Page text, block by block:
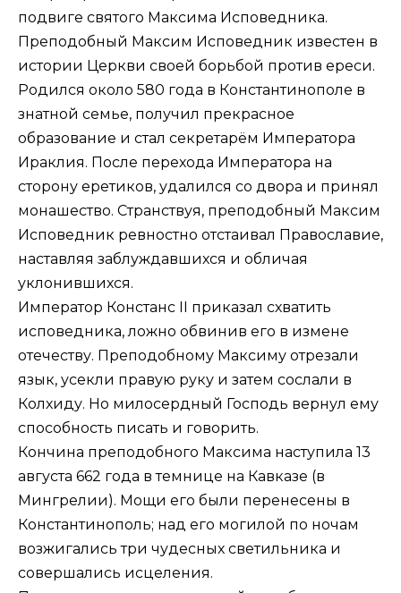
подвиге святого Максима Исповедника.
Преподобный Максим Исповедник известен в
истории Церкви своей борьбой против ереси.
Родился около 580 года в Константинополе в
знатной семье, получил прекрасное
образование и стал секретарём Императора
Ираклия. После перехода Императора на
сторону еретиков, удалился со двора и принял
монашество. Странствуя, преподобный Максим
Исповедник ревностно отстаивал Православие,
наставляя заблуждавшихся и обличая
уклонившихся.
Император Констанс II приказал схватить
исповедника, ложно обвинив его в измене
отечеству. Преподобному Максиму отрезали
язык, усекли правую руку и затем сослали в
Колхиду. Но милосердный Господь вернул ему
способность писать и говорить.
Кончина преподобного Максима наступила 13
августа 662 года в темнице на Кавказе (в
Мингрелии). Мощи его были перенесены в
Константинополь; над его могилой по ночам
возжигались три чудесных светильника и
совершались исцеления.